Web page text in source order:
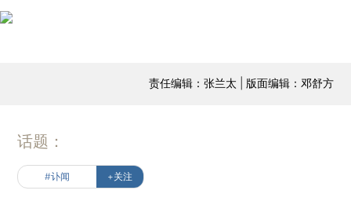
责任编辑：张兰太 | 版面编辑：邓舒方
话题：
#讣闻 +关注